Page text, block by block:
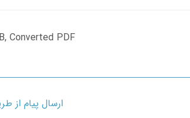
Converted PDF
ارسال پیام از طریق ایتا: